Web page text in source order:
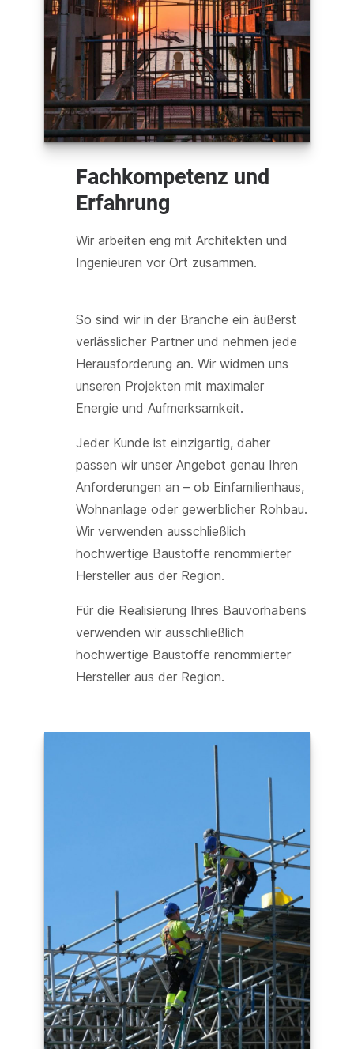
Fachkompetenz und
Erfahrung
Wir arbeiten eng mit Architekten und
Ingenieuren vor Ort zusammen.
So sind wir in der Branche ein äußerst
verlässlicher Partner und nehmen jede
Herausforderung an. Wir widmen uns
unseren Projekten mit maximaler
Energie und Aufmerksamkeit.
Jeder Kunde ist einzigartig, daher
passen wir unser Angebot genau Ihren
Anforderungen an – ob Einfamilienhaus,
Wohnanlage oder gewerblicher Rohbau.
Wir verwenden ausschließlich
hochwertige Baustoffe renommierter
Hersteller aus der Region.
Für die Realisierung Ihres Bauvorhabens
verwenden wir ausschließlich
hochwertige Baustoffe renommierter
Hersteller aus der Region.